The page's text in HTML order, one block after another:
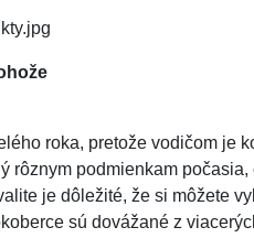
roka, pretože vodičom je
rôznym podmienkam
je dôležité, že si môžete
sú dovážané z